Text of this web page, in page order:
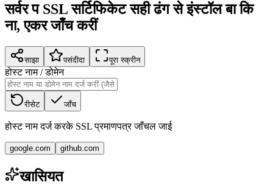
सर्वर प SSL सर्टिफिकेट सही ढंग से इंस्टॉल बा कि
ना, एकर जाँच करीं
साझा पसंदीदा पूरा स्क्रीन
होस्ट नाम / डोमेन
रीसेट जाँच
होस्ट नाम दर्ज करके SSL प्रमाणपत्र जाँचल जाई
google.com github.com
खासियत